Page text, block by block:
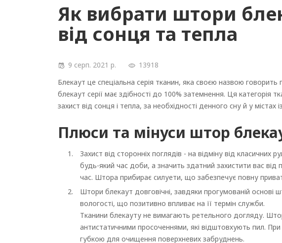
Як вибрати штори
від сонця та тепла
9 серп. 2021 р. 13918
Блекаут це спеціальна серія тканин, яка своєю назвою говорить
блекаут серії має здібності до 100% затемнення. Ця категорія
захист від сонця і тепла, за необхідності денного сну й у містах
Плюси та мінуси штор
Захист від сторонніх поглядів - на відміну від
будь-який час доби, а значить здатний захистити вас від
час. Штора прибирає силуети, що забезпечує повну
Штори блекаут довговічні, завдяки прогумованій основі
вологості, що позитивно впливає на її термін служби.
Тканини блекауту не вимагають ретельного догляду.
антистатичними просоченнями, які відштовхують пил.
губкою для очищення поверхневих забруднень.